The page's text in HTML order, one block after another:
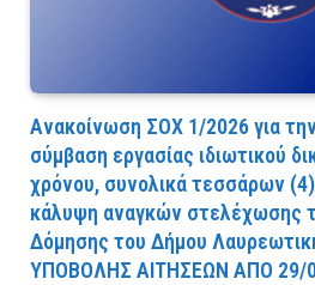
Ανακοίνωση ΣΟΧ 1/2026 για
σύμβαση εργασίας ιδιωτικού
χρόνου, συνολικά τεσσάρων
κάλυψη αναγκών στελέχωσης
Δόμησης του Δήμου
YΠOBOΛHΣ AITHΣEΩN AΠO 29/